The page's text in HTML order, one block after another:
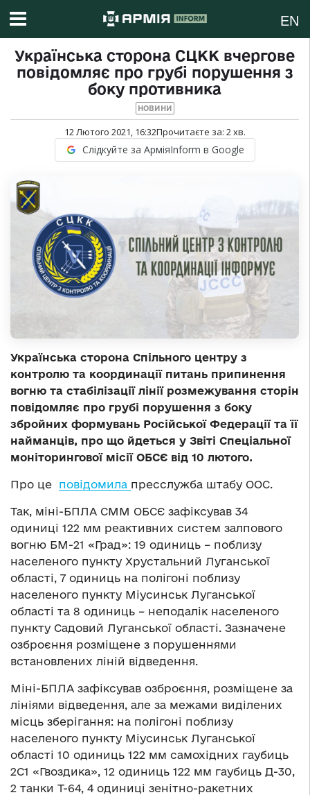
EN
Українська сторона СЦКК вчергове
повідомляє про грубі порушення з
боку противника
НОВИНИ
12 Лютого 2021, 16:32Прочитаєте за: 2хв.
Слідкуйте за АрміяInform в Google
Українська сторона Спільного центру з
контролю та координації питань припинення
вогню та стабілізації лінії розмежування сторін
повідомляє про грубі порушення з боку
збройних формувань Російської Федерації та її
найманців, про що йдеться у Звіті Спеціальної
моніторингової місії ОБСЄ від 10 лютого.
Про це повідомила пресслужба штабу ООС.
Так, міні-БПЛА СММ ОБСЄ зафіксував 34
одиниці 122 мм реактивних систем залпового
вогню БМ-21 «Град»: 19 одиниць – поблизу
населеного пункту Хрустальний Луганської
області, 7 одиниць на полігоні поблизу
населеного пункту Міусинськ Луганської
області та 8 одиниць – неподалік населеного
пункту Садовий Луганської області. Зазначене
озброєння розміщене з порушеннями
встановлених ліній відведення.
Міні-БПЛА зафіксував озброєння, розміщене за
лініями відведення, але за межами виділених
місць зберігання: на полігоні поблизу
населеного пункту Міусинськ Луганської
області 10 одиниць 122 мм самохідних гаубиць
2С1 «Гвоздика», 12 одиниць 122 мм гаубиць Д-30,
2 танки Т-64, 4 одиниці зенітно-ракетних